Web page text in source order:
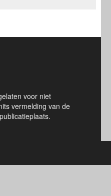
voor niet
vermelding van de